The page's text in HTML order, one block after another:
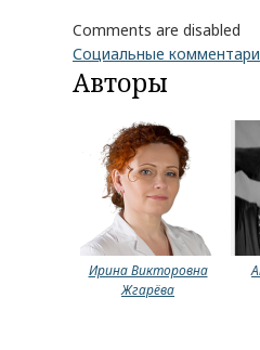
Comments are disabled
Социальные
Авторы
Ирина Викторовна
Жгарёва